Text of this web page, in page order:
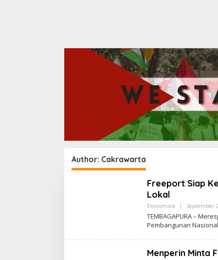
Author: Cakrawarta
Freeport Siap
Lokal
Ekonomika | September
TEMBAGAPURA –
Pembangunan
Menperin Minta